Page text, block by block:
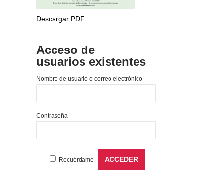
Descargar PDF
Acceso de
usuarios existentes
Nombre de usuario o correo electrónico
Contraseña
Recuérdame